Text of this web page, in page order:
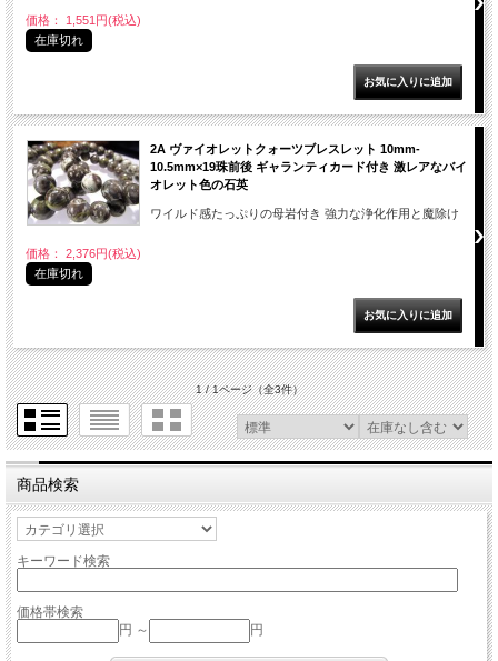
価格： 1,551円(税込)
在庫切れ
2A ヴァイオレットクォーツブレスレット 10mm-
10.5mm×19珠前後 ギャランティカード付き 激レアなバイ
オレット色の石英
ワイルド感たっぷりの母岩付き 強力な浄化作用と魔除け
価格： 2,376円(税込)
在庫切れ
1 / 1ページ（全3件）
商品検索
キーワード検索
価格帯検索
円 ～
円